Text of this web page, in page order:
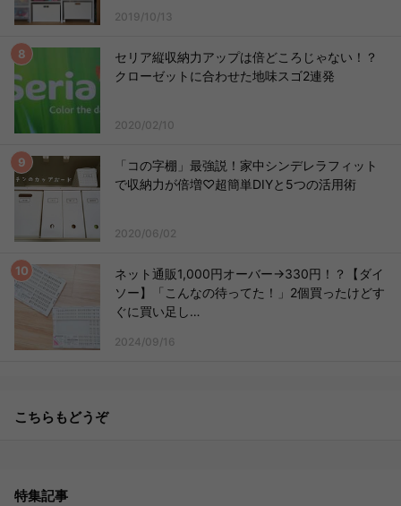
2019/10/13
セリア縦収納力アップは倍どころじゃない！？
クローゼットに合わせた地味スゴ2連発
2020/02/10
「コの字棚」最強説！家中シンデレラフィット
で収納力が倍増♡超簡単DIYと5つの活用術
2020/06/02
ネット通販1,000円オーバー→330円！？【ダイ
ソー】「こんなの待ってた！」2個買ったけどす
ぐに買い足し…
2024/09/16
こちらもどうぞ
特集記事